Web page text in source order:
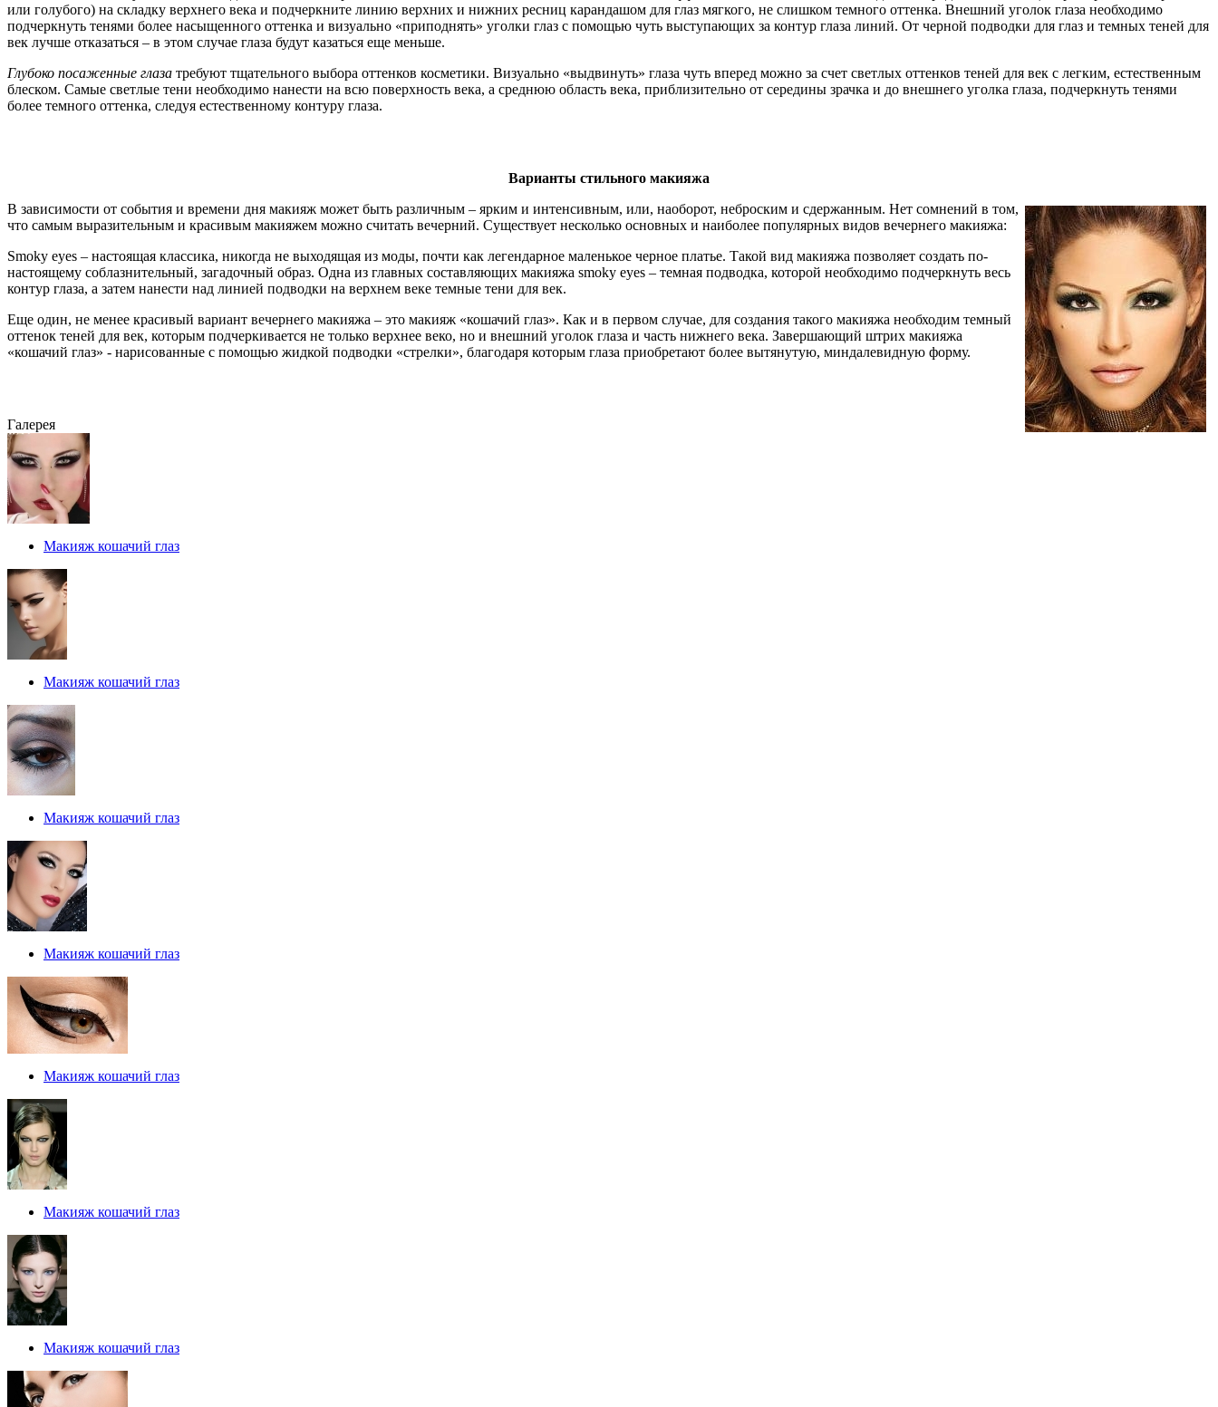
или голубого) на складку верхнего века и подчеркните линию верхних и нижних ресниц карандашом для глаз мягкого, не слишком темного оттенка. Внешний уголок глаза необходимо
подчеркнуть тенями более насыщенного оттенка и визуально «приподнять» уголки глаз с помощью чуть выступающих за контур глаза линий. От черной подводки для глаз и темных теней для
век лучше отказаться – в этом случае глаза будут казаться еще меньше.
Глубоко посаженные глаза требуют тщательного выбора оттенков косметики. Визуально «выдвинуть» глаза чуть вперед можно за счет светлых оттенков теней для век с легким, естественным
блеском. Самые светлые тени необходимо нанести на всю поверхность века, а среднюю область века, приблизительно от середины зрачка и до внешнего уголка глаза, подчеркнуть тенями
более темного оттенка, следуя естественному контуру глаза.
Варианты стильного макияжа
В зависимости от события и времени дня макияж может быть различным – ярким и интенсивным, или, наоборот, неброским и сдержанным. Нет сомнений в том,
что самым выразительным и красивым макияжем можно считать вечерний. Существует несколько основных и наиболее популярных видов вечернего макияжа:
Smoky eyes – настоящая классика, никогда не выходящая из моды, почти как легендарное маленькое черное платье. Такой вид макияжа позволяет создать по-
настоящему соблазнительный, загадочный образ. Одна из главных составляющих макияжа smoky eyes – темная подводка, которой необходимо подчеркнуть весь
контур глаза, а затем нанести над линией подводки на верхнем веке темные тени для век.
Еще один, не менее красивый вариант вечернего макияжа – это макияж «кошачий глаз». Как и в первом случае, для создания такого макияжа необходим темный
оттенок теней для век, которым подчеркивается не только верхнее веко, но и внешний уголок глаза и часть нижнего века. Завершающий штрих макияжа
«кошачий глаз» - нарисованные с помощью жидкой подводки «стрелки», благодаря которым глаза приобретают более вытянутую, миндалевидную форму.
Галерея
Макияж кошачий глаз
Макияж кошачий глаз
Макияж кошачий глаз
Макияж кошачий глаз
Макияж кошачий глаз
Макияж кошачий глаз
Макияж кошачий глаз